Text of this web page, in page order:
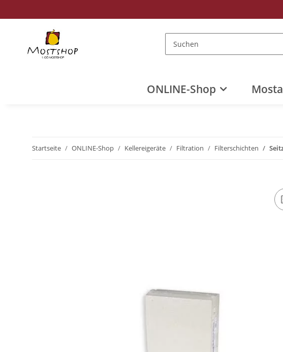
ONLINE-Shop
Startseite ONLINE-Shop Kellereigeräte Filtration Filterschichten